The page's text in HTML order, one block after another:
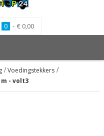
0 - € 0,00
Voedingstekkers
- volt3